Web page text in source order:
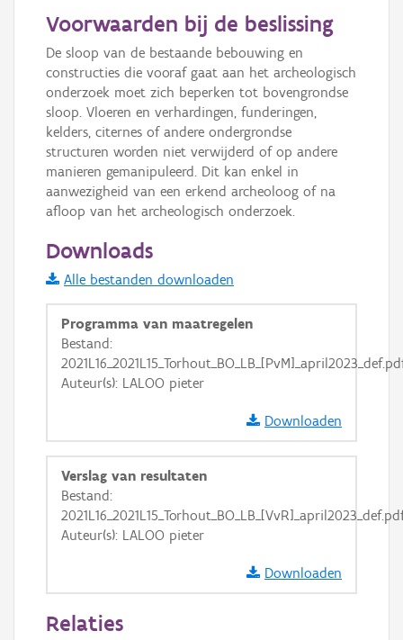
Informatie Vlaanderen
i
+ −
Basis Lagen
Ortho
GRB-Basiskaart
Voorwaarden bij de beslissing
De sloop van de bestaande bebouwing en
constructies die vooraf gaat aan het archeologisch
onderzoek moet zich beperken tot bovengrondse
sloop. Vloeren en verhardingen, funderingen,
kelders, citernes of andere ondergrondse
structuren worden niet verwijderd of op andere
manieren gemanipuleerd. Dit kan enkel in
aanwezigheid van een erkend archeoloog of na
afloop van het archeologisch onderzoek.
Downloads
Alle bestanden downloaden
Programma van maatregelen
Bestand:
Auteur(s): LALOO pieter
Downloaden
Verslag van resultaten
Bestand:
Auteur(s): LALOO pieter
Downloaden
Relaties